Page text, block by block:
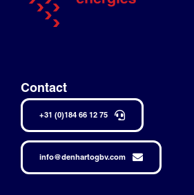
Contact
+31 (0)184 66 12 75
info@denhartogbv.com